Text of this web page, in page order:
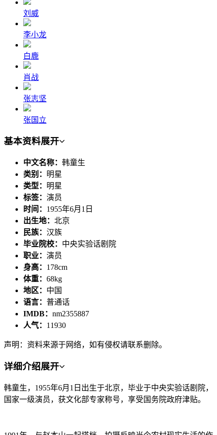
刘威
李小龙
白鹿
肖战
张志坚
张国立
基本资料展开
中文名称： 韩童生
类别： 明星
类型： 明星
标签： 演员
时间： 1955年6月1日
出生地： 北京
民族： 汉族
毕业院校： 中央实验话剧院
职业： 演员
身高： 178cm
体重： 68kg
地区： 中国
语言： 普通话
IMDB： nm2355887
人气： 11930
声明：资料来源于网络，如有侵权请联系删除。
详细介绍展开
韩童生，1955年6月1日出生于北京，毕业于中央实验话剧院，
国家一级演员，获文化部专家称号，享受国务院政府津贴。